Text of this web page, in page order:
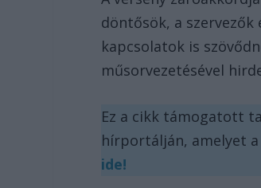
döntősök, a
kapcsolatok is
műsorvezetésével
Ez a cikk támogatott
hírportálján, amelyet
ide!